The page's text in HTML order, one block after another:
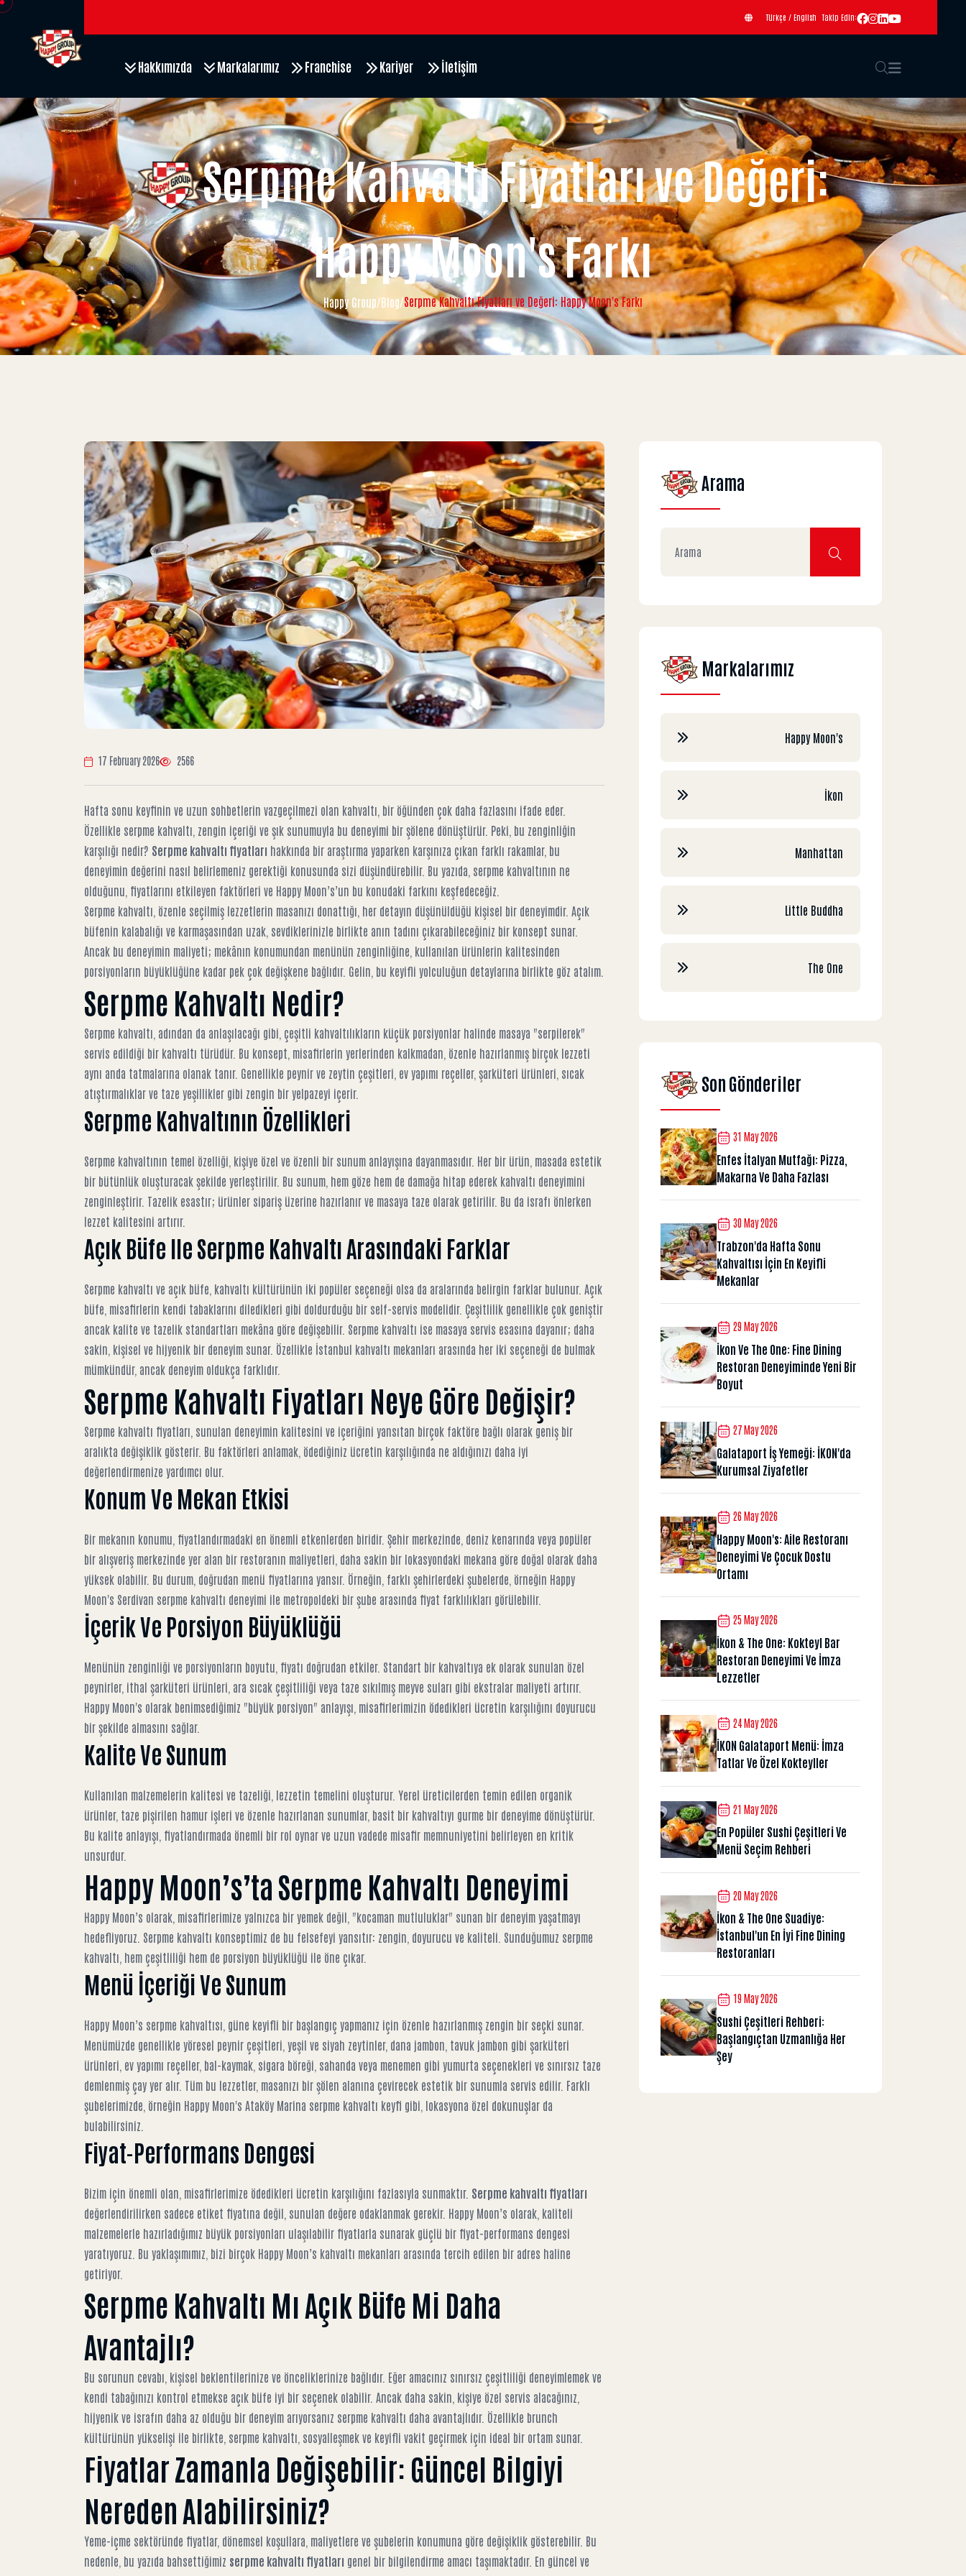
Türkçe / English Takip Edin:
Hakkımızda Markalarımız Franchise Kariyer İletişim
Serpme Kahvaltı Fiyatları ve Değeri:
Happy Moon's Farkı
Happy Group/Blog/Serpme Kahvaltı Fiyatları ve Değeri: Happy Moon's Farkı
17 February 2026 2566
Hafta sonu keyfinin ve uzun sohbetlerin vazgeçilmezi olan kahvaltı, bir öğünden çok daha fazlasını ifade eder.
Özellikle serpme kahvaltı, zengin içeriği ve şık sunumuyla bu deneyimi bir şölene dönüştürür. Peki, bu zenginliğin
karşılığı nedir? Serpme kahvaltı fiyatları hakkında bir araştırma yaparken karşınıza çıkan farklı rakamlar, bu
deneyimin değerini nasıl belirlemeniz gerektiği konusunda sizi düşündürebilir. Bu yazıda, serpme kahvaltının ne
olduğunu, fiyatlarını etkileyen faktörleri ve Happy Moon’s’un bu konudaki farkını keşfedeceğiz.
Serpme kahvaltı, özenle seçilmiş lezzetlerin masanızı donattığı, her detayın düşünüldüğü kişisel bir deneyimdir. Açık
büfenin kalabalığı ve karmaşasından uzak, sevdiklerinizle birlikte anın tadını çıkarabileceğiniz bir konsept sunar.
Ancak bu deneyimin maliyeti; mekânın konumundan menünün zenginliğine, kullanılan ürünlerin kalitesinden
porsiyonların büyüklüğüne kadar pek çok değişkene bağlıdır. Gelin, bu keyifli yolculuğun detaylarına birlikte göz atalım.
Serpme Kahvaltı Nedir?
Serpme kahvaltı, adından da anlaşılacağı gibi, çeşitli kahvaltılıkların küçük porsiyonlar halinde masaya "serpilerek"
servis edildiği bir kahvaltı türüdür. Bu konsept, misafirlerin yerlerinden kalkmadan, özenle hazırlanmış birçok lezzeti
aynı anda tatmalarına olanak tanır. Genellikle peynir ve zeytin çeşitleri, ev yapımı reçeller, şarküteri ürünleri, sıcak
atıştırmalıklar ve taze yeşillikler gibi zengin bir yelpazeyi içerir.
Serpme Kahvaltının Özellikleri
Serpme kahvaltının temel özelliği, kişiye özel ve özenli bir sunum anlayışına dayanmasıdır. Her bir ürün, masada estetik
bir bütünlük oluşturacak şekilde yerleştirilir. Bu sunum, hem göze hem de damağa hitap ederek kahvaltı deneyimini
zenginleştirir. Tazelik esastır; ürünler sipariş üzerine hazırlanır ve masaya taze olarak getirilir. Bu da israfı önlerken
lezzet kalitesini artırır.
Açık Büfe Ile Serpme Kahvaltı Arasındaki Farklar
Serpme kahvaltı ve açık büfe, kahvaltı kültürünün iki popüler seçeneği olsa da aralarında belirgin farklar bulunur. Açık
büfe, misafirlerin kendi tabaklarını diledikleri gibi doldurduğu bir self-servis modelidir. Çeşitlilik genellikle çok geniştir
ancak kalite ve tazelik standartları mekâna göre değişebilir. Serpme kahvaltı ise masaya servis esasına dayanır; daha
sakin, kişisel ve hijyenik bir deneyim sunar. Özellikle İstanbul kahvaltı mekanları arasında her iki seçeneği de bulmak
mümkündür, ancak deneyim oldukça farklıdır.
Serpme Kahvaltı Fiyatları Neye Göre Değişir?
Serpme kahvaltı fiyatları, sunulan deneyimin kalitesini ve içeriğini yansıtan birçok faktöre bağlı olarak geniş bir
aralıkta değişiklik gösterir. Bu faktörleri anlamak, ödediğiniz ücretin karşılığında ne aldığınızı daha iyi
değerlendirmenize yardımcı olur.
Konum Ve Mekan Etkisi
Bir mekanın konumu, fiyatlandırmadaki en önemli etkenlerden biridir. Şehir merkezinde, deniz kenarında veya popüler
bir alışveriş merkezinde yer alan bir restoranın maliyetleri, daha sakin bir lokasyondaki mekana göre doğal olarak daha
yüksek olabilir. Bu durum, doğrudan menü fiyatlarına yansır. Örneğin, farklı şehirlerdeki şubelerde, örneğin Happy
Moon's Serdivan serpme kahvaltı deneyimi ile metropoldeki bir şube arasında fiyat farklılıkları görülebilir.
İçerik Ve Porsiyon Büyüklüğü
Menünün zenginliği ve porsiyonların boyutu, fiyatı doğrudan etkiler. Standart bir kahvaltıya ek olarak sunulan özel
peynirler, ithal şarküteri ürünleri, ara sıcak çeşitliliği veya taze sıkılmış meyve suları gibi ekstralar maliyeti artırır.
Happy Moon's olarak benimsediğimiz "büyük porsiyon" anlayışı, misafirlerimizin ödedikleri ücretin karşılığını doyurucu
bir şekilde almasını sağlar.
Kalite Ve Sunum
Kullanılan malzemelerin kalitesi ve tazeliği, lezzetin temelini oluşturur. Yerel üreticilerden temin edilen organik
ürünler, taze pişirilen hamur işleri ve özenle hazırlanan sunumlar, basit bir kahvaltıyı gurme bir deneyime dönüştürür.
Bu kalite anlayışı, fiyatlandırmada önemli bir rol oynar ve uzun vadede misafir memnuniyetini belirleyen en kritik
unsurdur.
Happy Moon’s’ta Serpme Kahvaltı Deneyimi
Happy Moon’s olarak, misafirlerimize yalnızca bir yemek değil, "kocaman mutluluklar" sunan bir deneyim yaşatmayı
hedefliyoruz. Serpme kahvaltı konseptimiz de bu felsefeyi yansıtır: zengin, doyurucu ve kaliteli. Sunduğumuz serpme
kahvaltı, hem çeşitliliği hem de porsiyon büyüklüğü ile öne çıkar.
Menü İçeriği Ve Sunum
Happy Moon’s serpme kahvaltısı, güne keyifli bir başlangıç yapmanız için özenle hazırlanmış zengin bir seçki sunar.
Menümüzde genellikle yöresel peynir çeşitleri, yeşil ve siyah zeytinler, dana jambon, tavuk jambon gibi şarküteri
ürünleri, ev yapımı reçeller, bal-kaymak, sigara böreği, sahanda veya menemen gibi yumurta seçenekleri ve sınırsız taze
demlenmiş çay yer alır. Tüm bu lezzetler, masanızı bir şölen alanına çevirecek estetik bir sunumla servis edilir. Farklı
şubelerimizde, örneğin Happy Moon's Ataköy Marina serpme kahvaltı keyfi gibi, lokasyona özel dokunuşlar da
bulabilirsiniz.
Fiyat-Performans Dengesi
Bizim için önemli olan, misafirlerimize ödedikleri ücretin karşılığını fazlasıyla sunmaktır. Serpme kahvaltı fiyatları
değerlendirilirken sadece etiket fiyatına değil, sunulan değere odaklanmak gerekir. Happy Moon’s olarak, kaliteli
malzemelerle hazırladığımız büyük porsiyonları ulaşılabilir fiyatlarla sunarak güçlü bir fiyat-performans dengesi
yaratıyoruz. Bu yaklaşımımız, bizi birçok Happy Moon’s kahvaltı mekanları arasında tercih edilen bir adres haline
getiriyor.
Serpme Kahvaltı Mı Açık Büfe Mi Daha
Avantajlı?
Bu sorunun cevabı, kişisel beklentilerinize ve önceliklerinize bağlıdır. Eğer amacınız sınırsız çeşitliliği deneyimlemek ve
kendi tabağınızı kontrol etmekse açık büfe iyi bir seçenek olabilir. Ancak daha sakin, kişiye özel servis alacağınız,
hijyenik ve israfın daha az olduğu bir deneyim arıyorsanız serpme kahvaltı daha avantajlıdır. Özellikle brunch
kültürünün yükselişi ile birlikte, serpme kahvaltı, sosyalleşmek ve keyifli vakit geçirmek için ideal bir ortam sunar.
Fiyatlar Zamanla Değişebilir: Güncel Bilgiyi
Nereden Alabilirsiniz?
Yeme-içme sektöründe fiyatlar, dönemsel koşullara, maliyetlere ve şubelerin konumuna göre değişiklik gösterebilir. Bu
nedenle, bu yazıda bahsettiğimiz serpme kahvaltı fiyatları genel bir bilgilendirme amacı taşımaktadır. En güncel ve
Arama
Markalarımız
Happy Moon's
İkon
Manhattan
Little Buddha
The One
Son Gönderiler
31 May 2026
Enfes İtalyan Mutfağı: Pizza,
Makarna Ve Daha Fazlası
30 May 2026
Trabzon'da Hafta Sonu
Kahvaltısı İçin En Keyifli
Mekanlar
29 May 2026
İkon Ve The One: Fine Dining
Restoran Deneyiminde Yeni Bir
Boyut
27 May 2026
Galataport İş Yemeği: İKON'da
Kurumsal Ziyafetler
26 May 2026
Happy Moon's: Aile Restoranı
Deneyimi Ve Çocuk Dostu
Ortamı
25 May 2026
İkon & The One: Kokteyl Bar
Restoran Deneyimi Ve İmza
Lezzetler
24 May 2026
İKON Galataport Menü: İmza
Tatlar Ve Özel Kokteyller
21 May 2026
En Popüler Sushi Çeşitleri Ve
Menü Seçim Rehberi
20 May 2026
İkon & The One Suadiye:
İstanbul'un En İyi Fine Dining
Restoranları
19 May 2026
Sushi Çeşitleri Rehberi:
Başlangıçtan Uzmanlığa Her
Şey